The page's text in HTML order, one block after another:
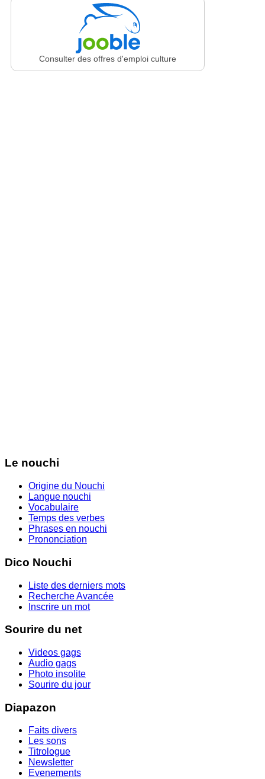
Consulter des offres d'emploi culture
Le nouchi
Origine du Nouchi
Langue nouchi
Vocabulaire
Temps des verbes
Phrases en nouchi
Prononciation
Dico Nouchi
Liste des derniers mots
Recherche Avancée
Inscrire un mot
Sourire du net
Videos gags
Audio gags
Photo insolite
Sourire du jour
Diapazon
Faits divers
Les sons
Titrologue
Newsletter
Evenements